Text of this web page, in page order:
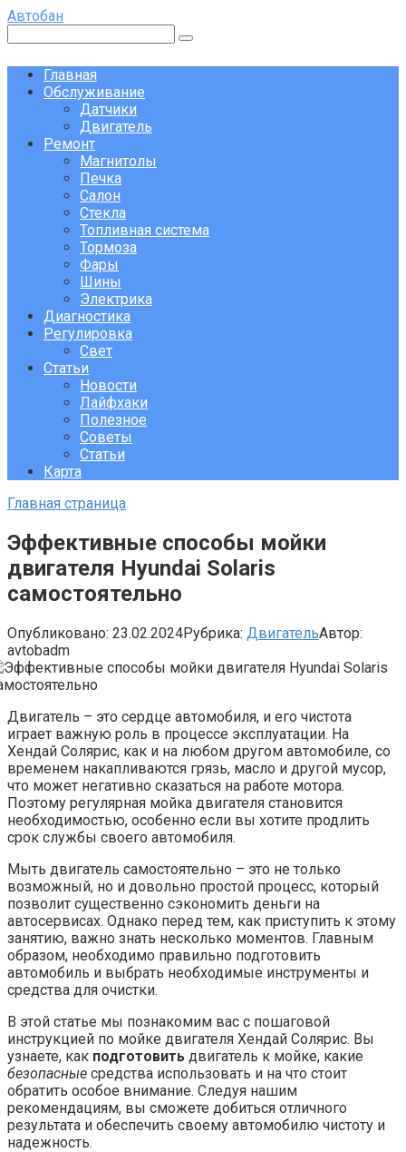
Перейти
контенту
Автобан
Главная
Обслуживание
Датчики
Двигатель
Ремонт
Магнитолы
Печка
Салон
Стекла
Топливная система
Тормоза
Фары
Шины
Электрика
Диагностика
Регулировка
Свет
Статьи
Новости
Лайфхаки
Полезное
Советы
Статьи
Карта
Главная страница
Эффективные способы мойки
двигателя Hyundai Solaris
самостоятельно
Опубликовано: 23.02.2024Рубрика: ДвигательАвтор:
avtobadm
Двигатель – это сердце автомобиля, и его чистота
играет важную роль в процессе эксплуатации. На
Хендай Солярис, как и на любом другом автомобиле, со
временем накапливаются грязь, масло и другой мусор,
что может негативно сказаться на работе мотора.
Поэтому регулярная мойка двигателя становится
необходимостью, особенно если вы хотите продлить
срок службы своего автомобиля.
Мыть двигатель самостоятельно – это не только
возможный, но и довольно простой процесс, который
позволит существенно сэкономить деньги на
автосервисах. Однако перед тем, как приступить к этому
занятию, важно знать несколько моментов. Главным
образом, необходимо правильно подготовить
автомобиль и выбрать необходимые инструменты и
средства для очистки.
В этой статье мы познакомим вас с пошаговой
инструкцией по мойке двигателя Хендай Солярис. Вы
узнаете, как подготовить двигатель к мойке, какие
безопасные средства использовать и на что стоит
обратить особое внимание. Следуя нашим
рекомендациям, вы сможете добиться отличного
результата и обеспечить своему автомобилю чистоту и
надежность.